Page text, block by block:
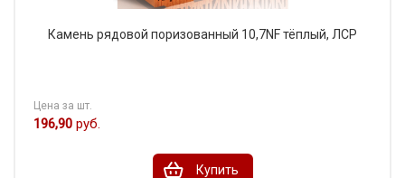
Камень рядовой поризованный 10,7NF тёплый, ЛСР
Цена за шт.
196,90 руб.
Купить